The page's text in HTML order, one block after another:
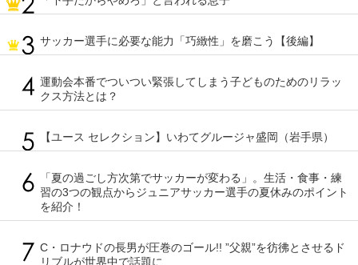
サッカー選手に必要な能力「巧緻性」を磨こう【後編】
運動会本番でついつい緊張してしまう子どものためのリラッ
クス方法とは？
【ユース セレクション】いわてグルージャ盛岡（岩手県）
「夏の過ごし方次第でサッカーが変わる」。生活・食事・練
習の3つの観点からジュニアサッカー選手の夏休みのポイント
を紹介！
C・ロナウドの長男が圧巻のゴール!! ”父親”を彷彿とさせるド
リブルが世界中で話題に